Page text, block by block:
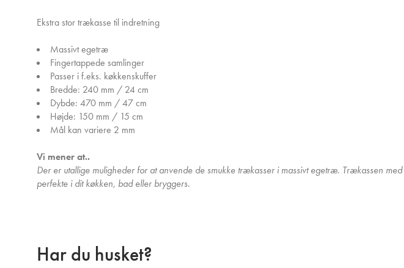
Ekstra stor trækasse til indretning
Massivt egetræ
Fingertappede samlinger
Passer i f.eks. køkkenskuffer
Bredde: 240 mm / 24 cm
Dybde: 470 mm / 47 cm
Højde: 150 mm / 15 cm
Mål kan variere 2 mm
Vi mener at..
Der er utallige muligheder for at anvende de smukke trækasser i massivt egetræ. Trækassen
perfekte i dit køkken, bad eller bryggers.
Har du husket?